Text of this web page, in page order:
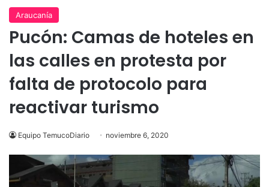
Araucanía
Pucón: Camas de hoteles en
las calles en protesta por
falta de protocolo para
reactivar turismo
Equipo TemucoDiario noviembre 6, 2020